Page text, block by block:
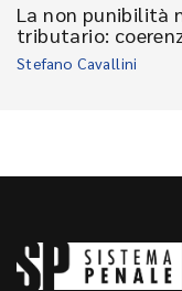
La non punibilità
tributario:
Stefano Cavallini